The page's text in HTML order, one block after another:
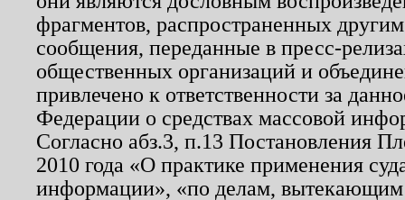
фрагментов, распространенных
сообщения, переданные в пресс-
общественных организаций и
привлечено к ответственности за
Федерации о средствах массовой
Согласно абз.3, п.13 Постановления
2010 года «О практике применения
информации», «по делам, вытекающим